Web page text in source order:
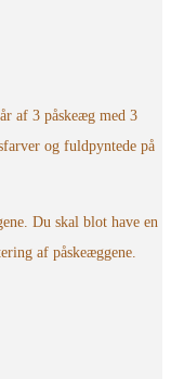
af 3 påskeæg med 3
og fuldpyntede på
Du skal blot have en
af påskeæggene.